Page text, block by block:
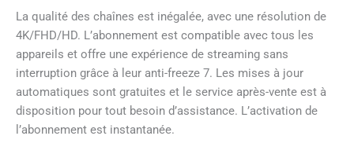
La qualité des chaînes est inégalée, avec une résolution de
4K/FHD/HD. L’abonnement est compatible avec tous les
appareils et offre une expérience de streaming sans
interruption grâce à leur anti-freeze 7. Les mises à jour
automatiques sont gratuites et le service après-vente est à
disposition pour tout besoin d’assistance. L’activation de
l’abonnement est instantanée.